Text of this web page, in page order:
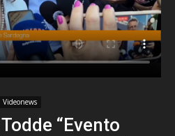
Videonews
“Evento